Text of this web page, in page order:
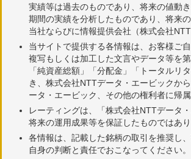
実績等は過去のものであり、将来の値動
期間の実績を分析したものであり、将来
当社ならびに情報提供会社（株式会社
当サイトで提供する各情報は、お客様ご
複写もしくは加工した文言やデータ等を
「純資産総額」「分配金」「トータルリ
き、株式会社NTTデータ・エービックか
ータ・エービック、その他の権利者に帰
レーティングは、「株式会社NTTデータ
将来の運用成果等を保証したものではあり
各情報は、記載した銘柄の取引を推奨し
自身の判断と責任でおこなってください。